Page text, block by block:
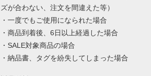
ズが合わない、注文を間違えた等）
・一度でもご使用になられた場合
・商品到着後、6日以上経過した場合
・SALE対象商品の場合
・納品書、タグを紛失してしまった場合